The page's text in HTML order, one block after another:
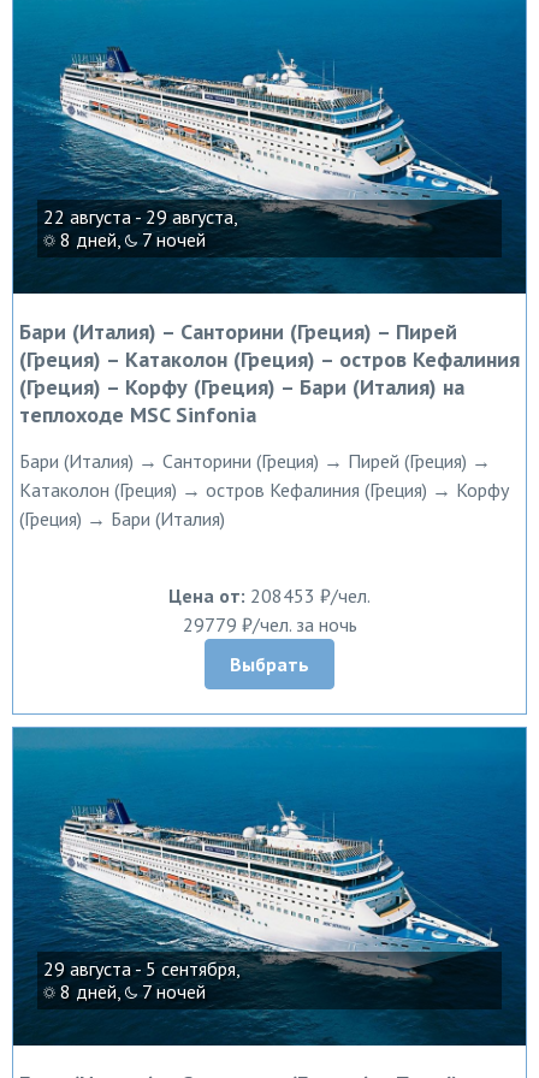
22 августа - 29 августа,
8 дней,
7 ночей
Бари (Италия) – Санторини (Греция) – Пирей
(Греция) – Катаколон (Греция) – остров Кефалиния
(Греция) – Корфу (Греция) – Бари (Италия) на
теплоходе MSC Sinfonia
Бари (Италия) → Санторини (Греция) → Пирей (Греция) →
Катаколон (Греция) → остров Кефалиния (Греция) → Корфу
(Греция) → Бари (Италия)
Цена от: 208453 ₽/чел.
29779 ₽/чел. за ночь
Выбрать
29 августа - 5 сентября,
8 дней,
7 ночей